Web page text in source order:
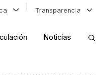
Transparencia
Noticias